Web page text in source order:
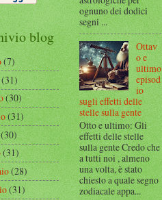
blog
(7)
(31)
(30)
(31)
(31)
(28)
(31)
ognuno dei dodici
segni ...
Ottav
o e
ultimo
episod
io
sugli effetti delle
stelle sulla gente
Otto e ultimo: Gli
effetti delle stelle
sulla gente Credo che
a tutti noi , almeno
una volta, è stato
chiesto a quale segno
zodiacale appa...